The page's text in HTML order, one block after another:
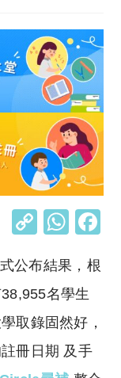
C
p
y
Li
n
W
at
s
A
p
公布結果，根
名學生
取錄固然好，
冊日期 及手